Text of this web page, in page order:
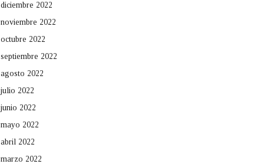
diciembre 2022
noviembre 2022
octubre 2022
septiembre 2022
agosto 2022
julio 2022
junio 2022
mayo 2022
abril 2022
marzo 2022